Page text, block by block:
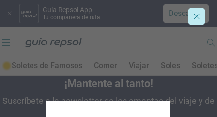
Guía Repsol App
Tu compañera de ruta Descargar
Soletes de Famosos Comer Viajar Soles
¡Mantente al tanto!
Suscríbete a la newsletter de los amantes del viaje y de